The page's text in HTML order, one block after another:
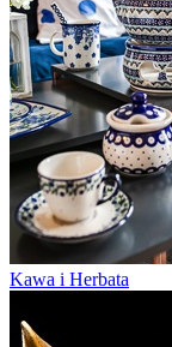
Kawa i Herbata